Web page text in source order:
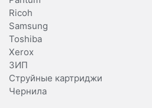
Ricoh
Samsung
Toshiba
Xerox
ЗИП
Струйные картриджи
Чернила